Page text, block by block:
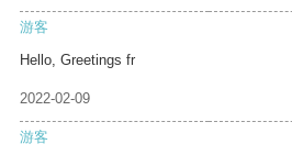
游客
Hello, Greetings fr
2022-02-09
游客